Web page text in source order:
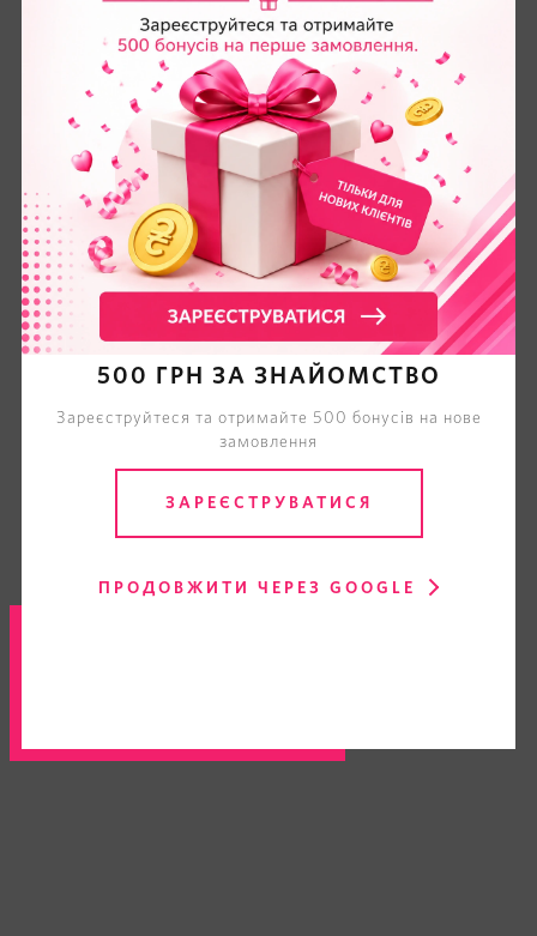
500 ГРН ЗА ЗНАЙОМСТВО
Зареєструйтеся та отримайте 500 бонусів на нове
замовлення
ЗАРЕЄСТРУВАТИСЯ
ПРОДОВЖИТИ ЧЕРЕЗ GOOGLE